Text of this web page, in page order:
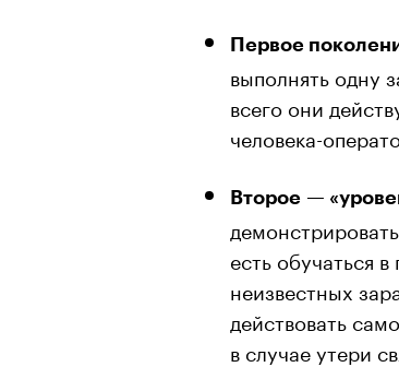
Первое
выполнять одну
всего они
человека-
Второе —
есть обучаться
неизвестных
действовать
в случае утери